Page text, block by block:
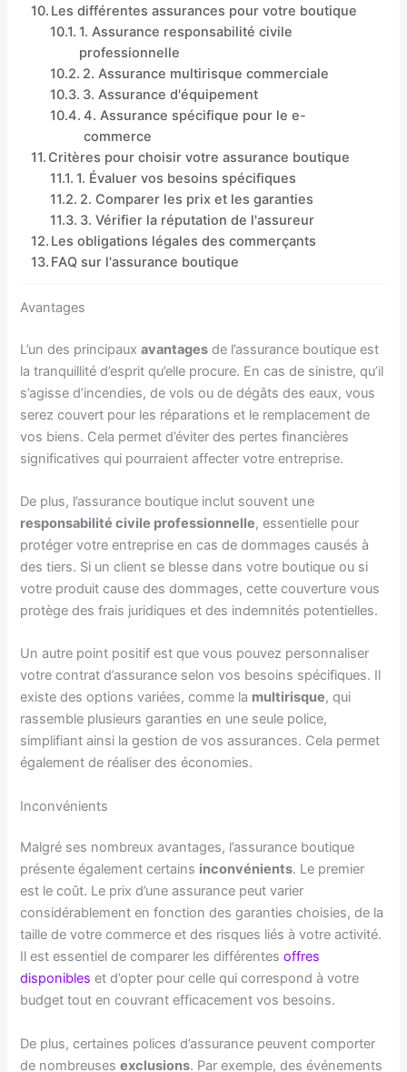
Les différentes assurances pour votre boutique
1. Assurance responsabilité civile
professionnelle
2. Assurance multirisque commerciale
3. Assurance d'équipement
4. Assurance spécifique pour le e-
commerce
Critères pour choisir votre assurance boutique
1. Évaluer vos besoins spécifiques
2. Comparer les prix et les garanties
3. Vérifier la réputation de l'assureur
Les obligations légales des commerçants
FAQ sur l'assurance boutique
Avantages
L’un des principauxavantages de l’assurance boutique est
la tranquillité d’esprit qu’elle procure. En cas de sinistre, qu’il
s’agisse d’incendies, de vols ou de dégâts des eaux, vous
serez couvert pour les réparations et le remplacement de
vos biens. Cela permet d’éviter des pertes financières
significatives qui pourraient affecter votre entreprise.
De plus, l’assurance boutique inclut souvent une
responsabilité civile professionnelle, essentielle pour
protéger votre entreprise en cas de dommages causés à
des tiers. Si un client se blesse dans votre boutique ou si
votre produit cause des dommages, cette couverture vous
protège des frais juridiques et des indemnités potentielles.
Un autre point positif est que vous pouvez personnaliser
votre contrat d’assurance selon vos besoins spécifiques. Il
existe des options variées, comme la multirisque, qui
rassemble plusieurs garanties en une seule police,
simplifiant ainsi la gestion de vos assurances. Cela permet
également de réaliser des économies.
Inconvénients
Malgré ses nombreux avantages, l’assurance boutique
présente également certains inconvénients. Le premier
est le coût. Le prix d’une assurance peut varier
considérablement en fonction des garanties choisies, de la
taille de votre commerce et des risques liés à votre activité.
Il est essentiel de comparer les différentesoffres
disponibles et d’opter pour celle qui correspond à votre
budget tout en couvrant efficacement vos besoins.
De plus, certaines polices d’assurance peuvent comporter
de nombreusesexclusions. Par exemple, des événements